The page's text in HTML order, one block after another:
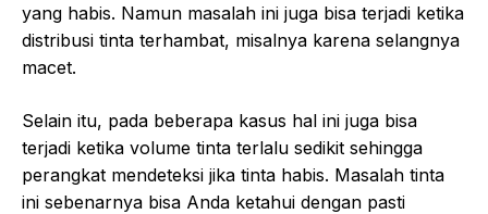
yang habis. Namun masalah ini juga bisa terjadi ketika
distribusi tinta terhambat, misalnya karena selangnya
macet.
Selain itu, pada beberapa kasus hal ini juga bisa
terjadi ketika volume tinta terlalu sedikit sehingga
perangkat mendeteksi jika tinta habis. Masalah tinta
ini sebenarnya bisa Anda ketahui dengan pasti